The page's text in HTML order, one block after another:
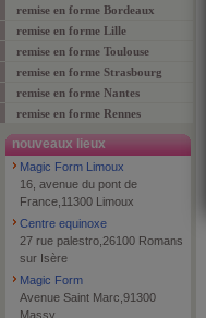
remise en forme Bordeaux
remise en forme Lille
remise en forme Toulouse
remise en forme Strasbourg
remise en forme Nantes
remise en forme Rennes
nouveaux lieux
Magic Form Limoux
16, avenue du pont de
France,11300 Limoux
Centre equinoxe
27 rue palestro,26100 Romans
sur Isère
Magic Form
Avenue Saint Marc,91300
Massy